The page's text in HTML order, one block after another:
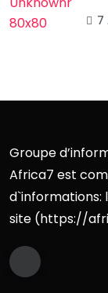
7
Groupe
Africa7 est
d`informations:
site (https://